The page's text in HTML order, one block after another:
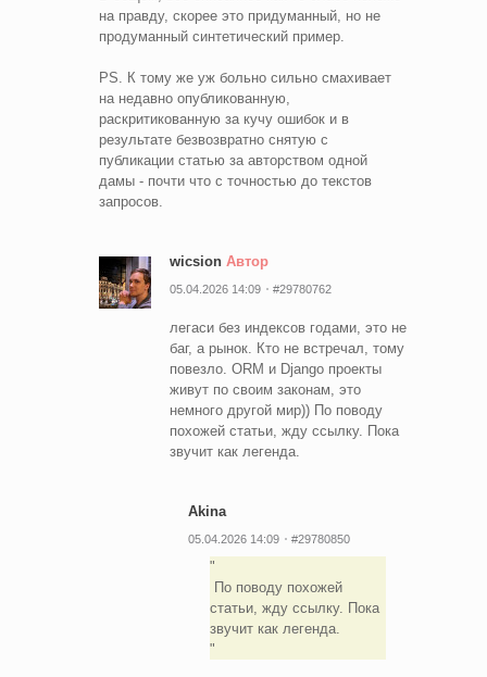
на правду, скорее это придуманный, но не
продуманный синтетический пример.
PS. К тому же уж больно сильно смахивает
на недавно опубликованную,
раскритикованную за кучу ошибок и в
результате безвозвратно снятую с
публикации статью за авторством одной
дамы - почти что с точностью до текстов
запросов.
wicsion Автор
05.04.2026 14:09 #29780762
легаси без индексов годами, это не
баг, а рынок. Кто не встречал, тому
повезло. ORM и Django проекты
живут по своим законам, это
немного другой мир)) По поводу
похожей статьи, жду ссылку. Пока
звучит как легенда.
Akina
05.04.2026 14:09 #29780850
По поводу похожей
статьи, жду ссылку. Пока
звучит как легенда.